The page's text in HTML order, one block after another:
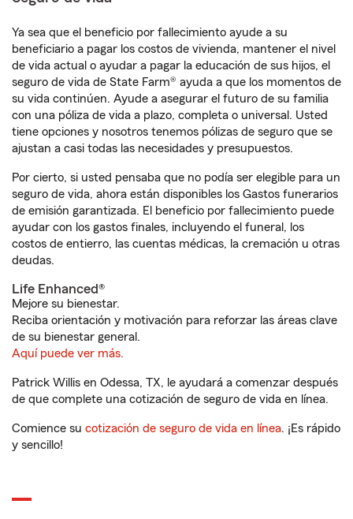
Ya sea que el beneficio por fallecimiento ayude a su
beneficiario a pagar los costos de vivienda, mantener el nivel
de vida actual o ayudar a pagar la educación de sus hijos, el
seguro de vida de State Farm® ayuda a que los momentos de
su vida continúen. Ayude a asegurar el futuro de su familia
con una póliza de vida a plazo, completa o universal. Usted
tiene opciones y nosotros tenemos pólizas de seguro que se
ajustan a casi todas las necesidades y presupuestos.
Por cierto, si usted pensaba que no podía ser elegible para un
seguro de vida, ahora están disponibles los Gastos funerarios
de emisión garantizada. El beneficio por fallecimiento puede
ayudar con los gastos finales, incluyendo el funeral, los
costos de entierro, las cuentas médicas, la cremación u otras
deudas.
Life Enhanced®
Mejore su bienestar.
Reciba orientación y motivación para reforzar las áreas clave
de su bienestar general.
Aquí puede ver más.
Patrick Willis en Odessa, TX, le ayudará a comenzar después
de que complete una cotización de seguro de vida en línea.
Comience su cotización de seguro de vida en línea. ¡Es rápido
y sencillo!